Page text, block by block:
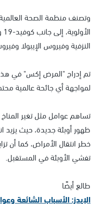
وتصنف منظمة الصحة
النزفية وفيروس الإيبولا
لمواجهة أي جائحة عالمية
تساهم عوامل مثل تغير
ظهور أوبئة جديدة، حيث يزيد
خطر انتقال الأمراض، كما أن
تفشي الأوبئة في المستقبل.
طالع أيضًا
الإيدز: الأسباب الشائعة